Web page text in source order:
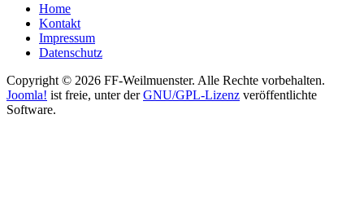
Home
Kontakt
Impressum
Datenschutz
Copyright © 2026 FF-Weilmuenster. Alle Rechte vorbehalten.
Joomla! ist freie, unter derGNU/GPL-Lizenz veröffentlichte
Software.